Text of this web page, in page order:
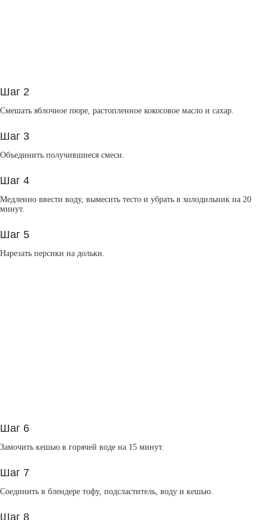
Шаг 2
Смешать яблочное пюре, растопленное кокосовое масло и сахар.
Шаг 3
Объединить получившиеся смеси.
Шаг 4
Медленно ввести воду, вымесить тесто и убрать в холодильник на 20
минут.
Шаг 5
Нарезать персики на дольки.
Шаг 6
Замочить кешью в горячей воде на 15 минут.
Шаг 7
Соединить в блендере тофу, подсластитель, воду и кешью.
Шаг 8